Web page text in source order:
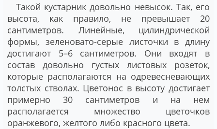
Такой кустарник довольно невысок. Так, его
высота, как правило, не превышает 20
сантиметров. Линейные, цилиндрической
формы, зеленовато-серые листочки в длину
достигают 5–6 сантиметров. Они входят в
состав довольно густых листовых розеток,
которые располагаются на одревесневающих
толстых стволах. Цветонос в высоту достигает
примерно 30 сантиметров и на нем
располагается множество цветочков
оранжевого, желтого либо красного цвета.